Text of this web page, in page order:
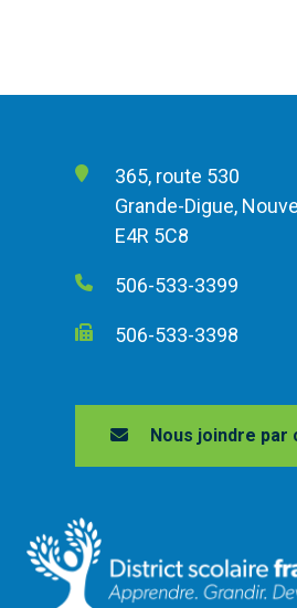
365, route 530
Grande-Digue,
E4R 5C8
506-533-3399
506-533-3398
Nous joindre par